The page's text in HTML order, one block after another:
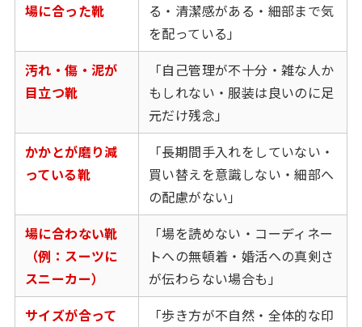
場に合った靴
る・清潔感がある・細部まで気
を配っている」
汚れ・傷・泥が
目立つ靴
「自己管理が不十分・雑な人か
もしれない・服装は良いのに足
元だけ残念」
かかとが磨り減
っている靴
「長期間手入れをしていない・
買い替えを意識しない・細部へ
の配慮がない」
場に合わない靴
（例：スーツに
スニーカー）
「場を読めない・コーディネー
トへの無頓着・婚活への真剣さ
が伝わらない場合も」
サイズが合って
「歩き方が不自然・全体的な印